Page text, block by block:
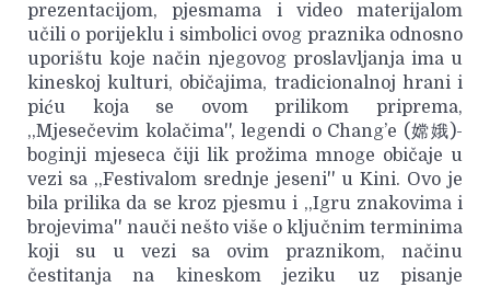
prezentacijom, pjesmama i video materijalom
učili o porijeklu i simbolici ovog praznika odnosno
uporištu koje način njegovog proslavljanja ima u
kineskoj kulturi, običajima, tradicionalnoj hrani i
piću koja se ovom prilikom priprema,
,,Mjesečevim kolačima'', legendi o Chang’e (嫦娥)-
boginji mjeseca čiji lik prožima mnoge običaje u
vezi sa ,,Festivalom srednje jeseni'' u Kini. Ovo je
bila prilika da se kroz pjesmu i ,,Igru znakovima i
brojevima'' nauči nešto više o ključnim terminima
koji su u vezi sa ovim praznikom, načinu
čestitanja na kineskom jeziku uz pisanje